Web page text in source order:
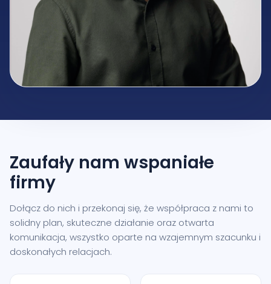
Zaufały nam wspaniałe
firmy
Dołącz do nich i przekonaj się, że współpraca z nami to
solidny plan, skuteczne działanie oraz otwarta
komunikacja, wszystko oparte na wzajemnym szacunku i
doskonałych relacjach.